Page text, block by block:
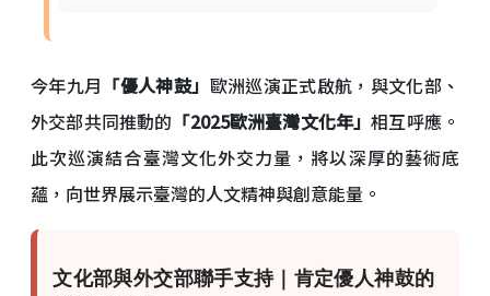
今年九月 「優人神鼓」 歐洲巡演正式啟航，與文化部、
外交部共同推動的 「2025歐洲臺灣文化年」相互呼應。
此次巡演結合臺灣文化外交力量，將以深厚的藝術底
蘊，向世界展示臺灣的人文精神與創意能量。
文化部與外交部聯手支持｜肯定優人神鼓的